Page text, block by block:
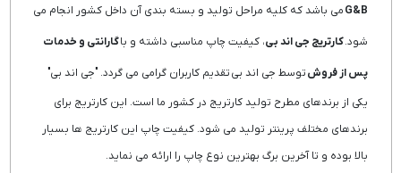
G&Bمی باشد که کلیه مراحل تولید و بسته بندی آن داخل کشور انجام می
شود.کارتریج جی اند بی، کیفیت چاپ مناسبی داشته و باگارانتی و خدمات
پس از فروشتوسط جی اند بی تقدیم کاربران گرامی می گردد. "جی اند بی"
یکی از برندهای مطرح تولید کارتریج در کشور ما است. این کارتریج برای
برندهای مختلف پرینتر تولید می شود. کیفیت چاپ این کارتریج ها بسیار
بالا بوده و تا آخرین برگ بهترین نوع چاپ را ارائه می نماید.